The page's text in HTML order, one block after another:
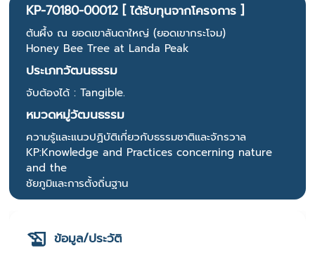
KP-70180-00012 [ ได้รับทุนจากโครงการ ]
ต้นผึ้ง ณ ยอดเขาลันดาใหญ่ (ยอดเขากระโจม)
Honey Bee Tree at Landa Peak
ประเภทวัฒนธรรม
จับต้องได้ : Tangible.
หมวดหมู่วัฒนธรรม
ความรู้และแนวปฏิบัติเกี่ยวกับธรรมชาติและจักรวาล
KP:Knowledge and Practices concerning nature
and the
ชัยภูมิและการตั้งถิ่นฐาน
ข้อมูล/ประวัติ